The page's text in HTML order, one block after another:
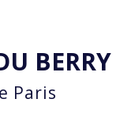
BERRY
Paris